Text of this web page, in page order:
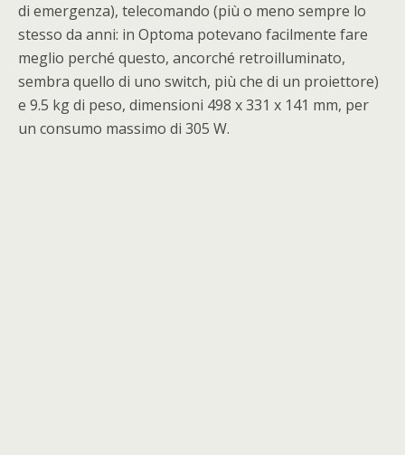
di emergenza), telecomando (più o meno sempre lo
stesso da anni: in Optoma potevano facilmente fare
meglio perché questo, ancorché retroilluminato,
sembra quello di uno switch, più che di un proiettore)
e 9.5 kg di peso, dimensioni 498 x 331 x 141 mm, per
un consumo massimo di 305 W.